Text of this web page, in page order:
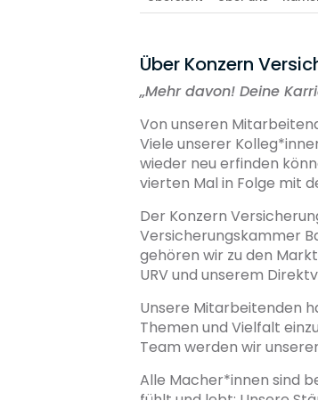
Über Konzern
„Mehr davon! Deine
Von unseren
Viele unserer
wieder neu erfinden
vierten Mal in Folge mit
Der Konzern
Versicherungskammer
gehören wir zu den
URV und unserem
Unsere Mitarbeitenden
Themen und Vielfalt
Team werden wir
Alle Macher*innen sind
fühlt und lebt: Unsere